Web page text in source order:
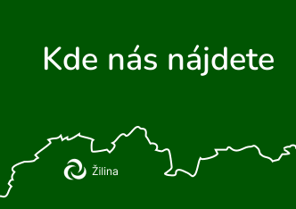
Kde nás nájdete